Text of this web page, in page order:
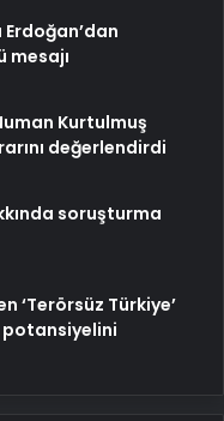
mesajı
Kurtulmuş
değerlendirdi
soruşturma
‘Terörsüz Türkiye’
potansiyelini